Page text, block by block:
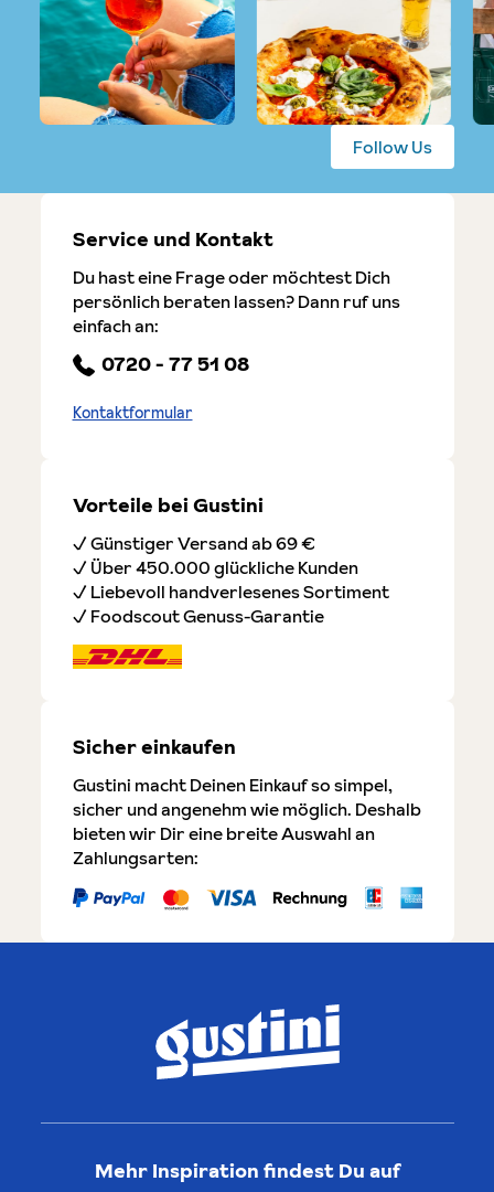
Follow Us
Service und Kontakt
Du hast eine Frage oder möchtest Dich
persönlich beraten lassen? Dann ruf uns
einfach an:
0720 - 77 51 08
Kontaktformular
Vorteile bei Gustini
✓ Günstiger Versand ab 69 €
✓ Über 450.000 glückliche Kunden
✓ Liebevoll handverlesenes Sortiment
✓ Foodscout Genuss-Garantie
Sicher einkaufen
Gustini macht Deinen Einkauf so simpel,
sicher und angenehm wie möglich. Deshalb
bieten wir Dir eine breite Auswahl an
Zahlungsarten:
Mehr Inspiration findest Du auf